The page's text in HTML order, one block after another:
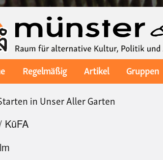
Regelmäßig Artikel Gruppen
in Unser Aller Garten
KüFA